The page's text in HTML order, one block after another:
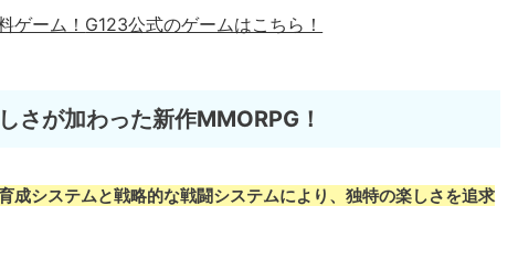
ゲーム！ G123公式のゲームはこちら！
さが加わった新作MMORPG！
成システムと戦略的な戦闘システムにより、独特の楽しさを追求